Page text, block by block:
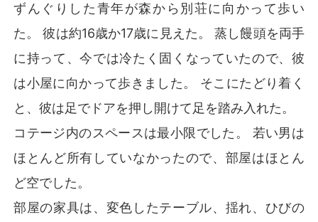
ずんぐりした青年が森から別荘に向かって歩い
た。 彼は約16歳か17歳に見えた。 蒸し饅頭を両手
に持って、今では冷たく固くなっていたので、彼
は小屋に向かって歩きました。 そこにたどり着く
と、彼は足でドアを押し開けて足を踏み入れた。
コテージ内のスペースは最小限でした。 若い男は
ほとんど所有していなかったので、部屋はほとん
ど空でした。
部屋の家具は、変色したテーブル、揺れ、ひびの